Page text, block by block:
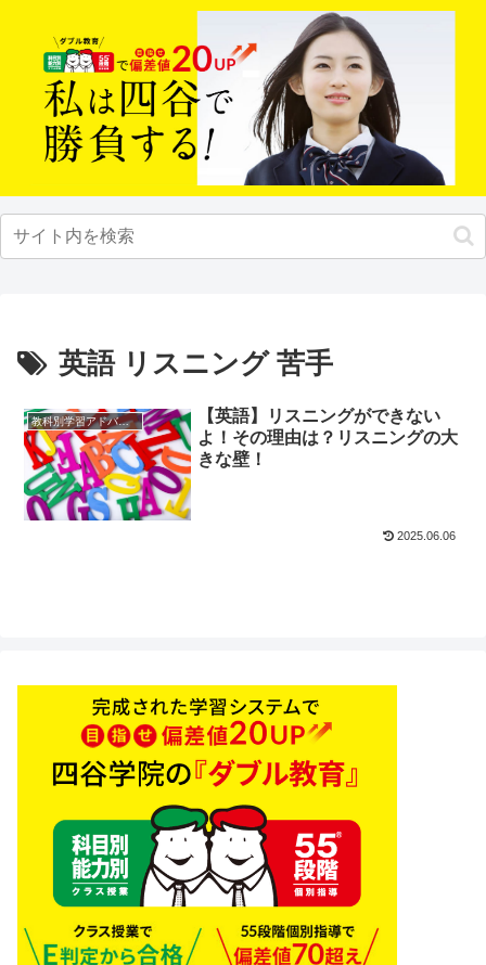
英語 リスニング 苦手
教科別学習アドバイス
【英語】リスニングができない
よ！その理由は？リスニングの大
きな壁！
2025.06.06